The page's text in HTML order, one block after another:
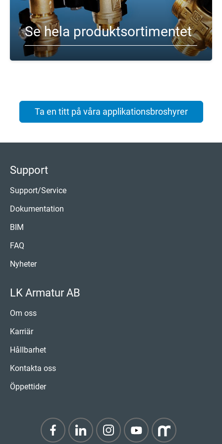
Se hela produktsortimentet
Ta en titt på våra applikationsbroshyrer
Support
Support/Service
Dokumentation
BIM
FAQ
Nyheter
LK Armatur AB
Om oss
Karriär
Hållbarhet
Kontakta oss
Öppettider